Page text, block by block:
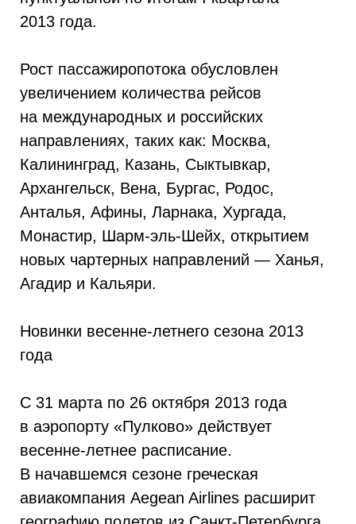
2013 года.
Рост пассажиропотока обусловлен
увеличением количества рейсов
на международных и российских
направлениях, таких как: Москва,
Калининград, Казань, Сыктывкар,
Архангельск, Вена, Бургас, Родос,
Анталья, Афины, Ларнака, Хургада,
Монастир, Шарм-эль-Шейх, открытием
новых чартерных направлений — Ханья,
Агадир и Кальяри.
Новинки весенне-летнего сезона 2013
года
С 31 марта по 26 октября 2013 года
в аэропорту «Пулково» действует
весенне-летнее расписание.
В начавшемся сезоне греческая
авиакомпания Aegean Airlines расширит